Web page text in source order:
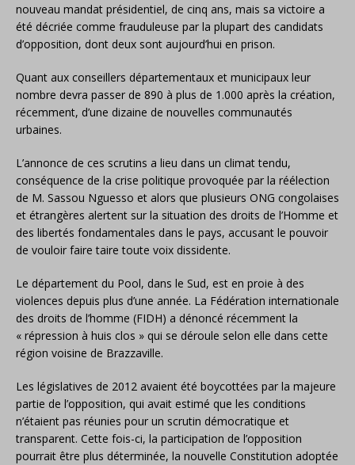
nouveau mandat présidentiel, de cinq ans, mais sa victoire a
été décriée comme frauduleuse par la plupart des candidats
d’opposition, dont deux sont aujourd’hui en prison.
Quant aux conseillers départementaux et municipaux leur
nombre devra passer de 890 à plus de 1.000 après la création,
récemment, d’une dizaine de nouvelles communautés
urbaines.
L’annonce de ces scrutins a lieu dans un climat tendu,
conséquence de la crise politique provoquée par la réélection
de M. Sassou Nguesso et alors que plusieurs ONG congolaises
et étrangères alertent sur la situation des droits de l’Homme et
des libertés fondamentales dans le pays, accusant le pouvoir
de vouloir faire taire toute voix dissidente.
Le département du Pool, dans le Sud, est en proie à des
violences depuis plus d’une année. La Fédération internationale
des droits de l’homme (FIDH) a dénoncé récemment la
« répression à huis clos » qui se déroule selon elle dans cette
région voisine de Brazzaville.
Les législatives de 2012 avaient été boycottées par la majeure
partie de l’opposition, qui avait estimé que les conditions
n’étaient pas réunies pour un scrutin démocratique et
transparent. Cette fois-ci, la participation de l’opposition
pourrait être plus déterminée, la nouvelle Constitution adoptée